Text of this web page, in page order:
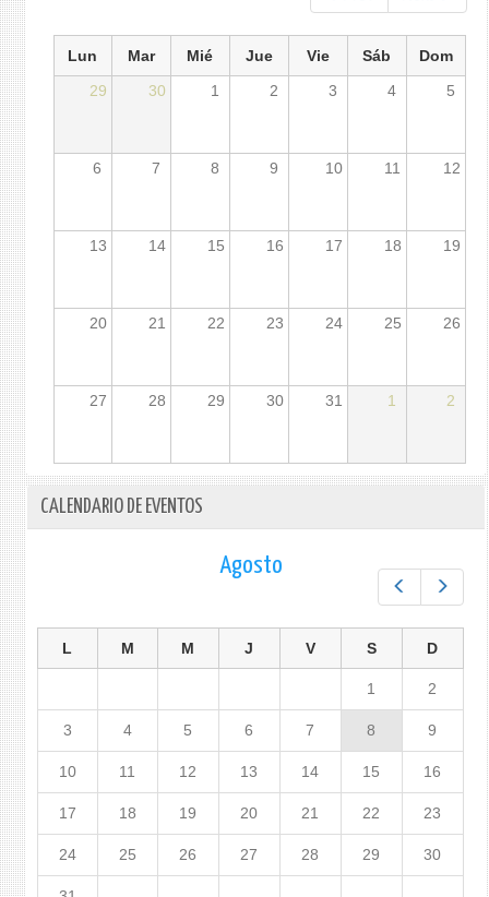
Lun Mar Mié Jue Vie Sáb
Dom
29
30 1 2 3 4 5
6 7 8 9 10 11 12
13 14 15 16 17 18 19
20 21 22 23 24 25 26
27 28 29 30 31 1 2
CALENDARIO DE EVENTOS
Agosto
L M M J V S D
1 2
3 4 5 6 7 8 9
10 11 12 13 14 15 16
17 18 19 20 21 22 23
24 25 26 27 28 29 30